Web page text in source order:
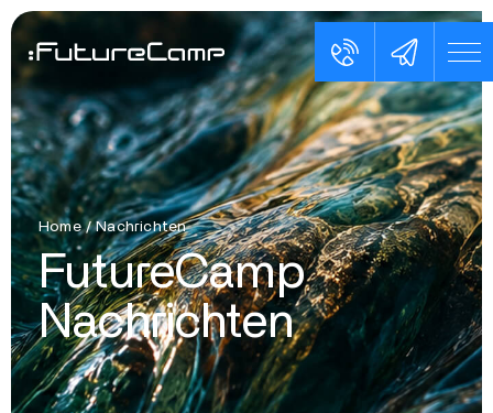
Home/Nachrichten
FutureCamp
Nachrichten